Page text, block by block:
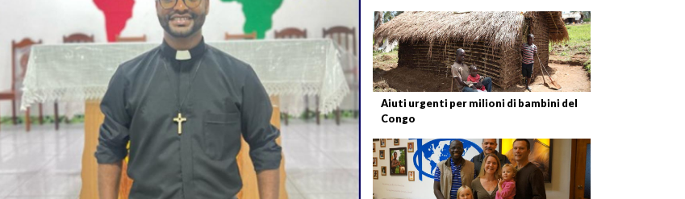
Aiuti urgenti per milioni di bambini del
Congo